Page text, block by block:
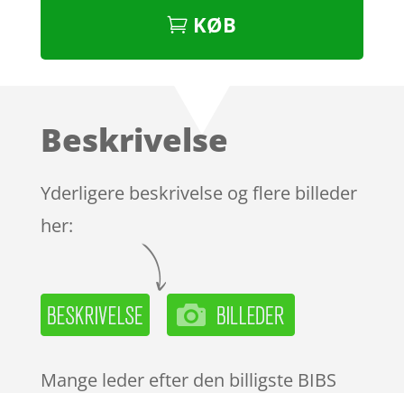
KØB
Beskrivelse
Yderligere beskrivelse og flere billeder
her:
Mange leder efter den billigste BIBS